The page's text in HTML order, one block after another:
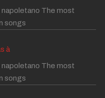
The most
songs
à
The most
songs